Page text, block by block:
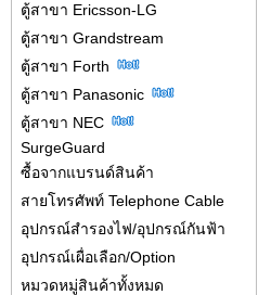
ตู้สาขา Ericsson-LG
ตู้สาขา Grandstream
ตู้สาขา Forth
ตู้สาขา Panasonic
ตู้สาขา NEC
SurgeGuard
ซื้อจากแบรนด์สินค้า
สายโทรศัพท์ Telephone Cable
อุปกรณ์สำรองไฟ/อุปกรณ์กันฟ้า
อุปกรณ์เผื่อเลือก/Option
หมวดหมู่สินค้าทั้งหมด